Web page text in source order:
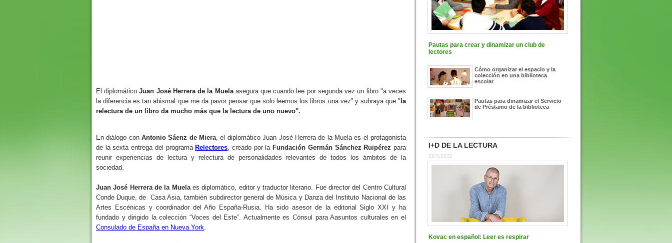
El diplomáticoJuan José Herrera de la Muelaasegura que cuando lee por segunda vez un libro "a veces
la diferencia es tan abismal que me da pavor pensar que solo leemos los libros una vez” y subraya que " la
relectura de un libro da mucho más que la lectura de uno nuevo".
En diálogo conAntonio Sáenz de Miera, el diplomático Juan José Herrera de la Muela es el protagonista
de la sexta entrega del programa Relectores, creado por la Fundación Germán Sánchez Ruipérez para
reunir experiencias de lectura y relectura de personalidades relevantes de todos los ámbitos de la
sociedad.
Juan José Herrera de la Muelaes diplomático, editor y traductor literario. Fue director del Centro Cultural
Conde Duque, de Casa Asia, también subdirector general de Música y Danza del Instituto Nacional de las
Artes Escénicas y coordinador del Año España-Rusia. Ha sido asesor de la editorial Siglo XXI y ha
fundado y dirigido la colección “Voces del Este”. Actualmente es Cónsul para Aasuntos culturales en el
Consulado de España en Nueva York.
Pautas para crear y dinamizar un club de
lectores
Cómo organizar el espacio y la
colección en una biblioteca
escolar
Pautas para dinamizar el Servicio
de Préstamo de la biblioteca
I+D DE LA LECTURA
28/3/2022
Kovac en español: Leer es respirar